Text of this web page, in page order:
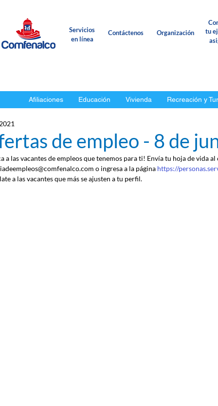
Servicios
en línea
Contáctenos Organización
tu
Afiliaciones Educación Vivienda Recreación y
de empleo - 8 de
a las vacantes de empleos que tenemos para ti! Envía tu hoja de vida
o ingresa a la página https://
a las vacantes que más se ajusten a tu perfil.